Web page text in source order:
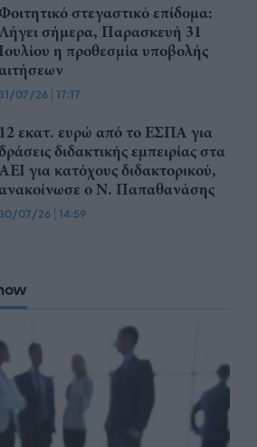
Φοιτητικό στεγαστικό επίδομα:
σήμερα, Παρασκευή 31
Ιουλίου η προθεσμία υποβολής
31/07/26 | 17:17
12 εκατ. ευρώ από το ΕΣΠΑ για
διδακτικής εμπειρίας στα
για κατόχους διδακτορικού,
ο Ν. Παπαθανάσης
30/07/26 | 14:59